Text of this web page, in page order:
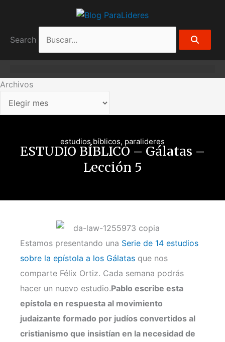
Search
Archivos
estudios bíblicos, paralideres
ESTUDIO BÍBLICO – Gálatas –
Lección 5
Estamos presentando una Serie de 14 estudios
sobre la epístola a los Gálatas que nos
comparte Félix Ortiz. Cada semana podrás
hacer un nuevo estudio.Pablo escribe esta
epístola en respuesta al movimiento
judaizante formado por judíos convertidos al
cristianismo que insistían en la necesidad de